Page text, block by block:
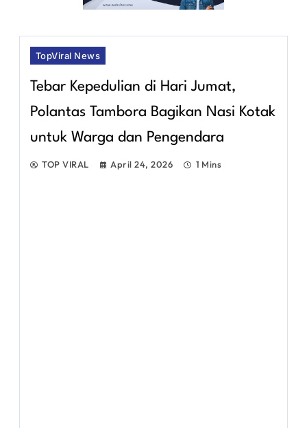
TopViral News
Tebar Kepedulian di Hari Jumat,
Polantas Tambora Bagikan Nasi Kotak
untuk Warga dan Pengendara
TOP VIRAL April 24, 2026 1 Mins